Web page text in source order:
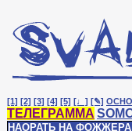
[1] [2] [3] [4] [5] [♩] [✎]
ТЕЛЕГРАММА
НАОРАТЬ НА